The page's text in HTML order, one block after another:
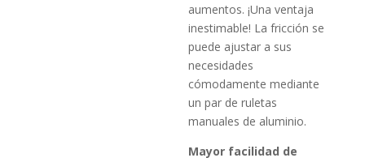
aumentos. ¡Una ventaja
inestimable! La fricción se
puede ajustar a sus
necesidades
cómodamente mediante
un par de ruletas
manuales de aluminio.
Mayor facilidad de